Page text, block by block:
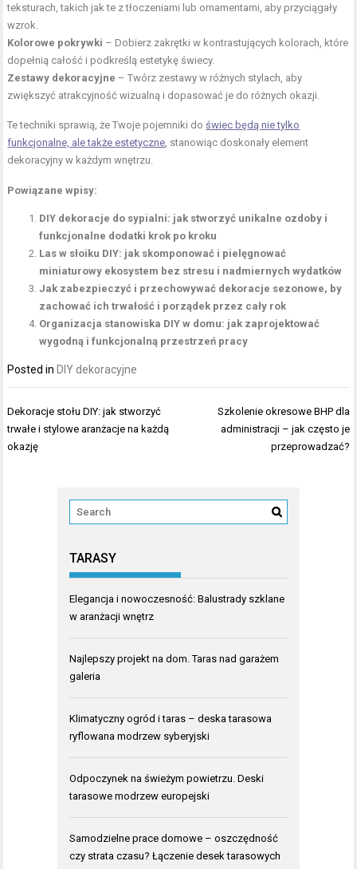
teksturach, takich jak te z tłoczeniami lub ornamentami, aby przyciągały
wzrok.
Kolorowe pokrywki – Dobierz zakrętki w kontrastujących kolorach, które
dopełnią całość i podkreślą estetykę świecy.
Zestawy dekoracyjne – Twórz zestawy w różnych stylach, aby
zwiększyć atrakcyjność wizualną i dopasować je do różnych okazji.
Te techniki sprawią, że Twoje pojemniki doświec będą nie tylko
funkcjonalne, ale także estetyczne , stanowiąc doskonały element
dekoracyjny w każdym wnętrzu.
Powiązane wpisy:
DIY dekoracje do sypialni: jak stworzyć unikalne ozdoby i
funkcjonalne dodatki krok po kroku
Las w słoiku DIY: jak skomponować i pielęgnować
miniaturowy ekosystem bez stresu i nadmiernych wydatków
Jak zabezpieczyć i przechowywać dekoracje sezonowe, by
zachować ich trwałość i porządek przez cały rok
Organizacja stanowiska DIY w domu: jak zaprojektować
wygodną i funkcjonalną przestrzeń pracy
Posted in DIY dekoracyjne
Nawigacja
wpisu
Dekoracje stołu DIY: jak stworzyć
trwałe i stylowe aranżacje na każdą
okazję
Szkolenie okresowe BHP dla
administracji – jak często je
przeprowadzać?
TARASY
Elegancja i nowoczesność: Balustrady szklane
w aranżacji wnętrz
Najlepszy projekt na dom. Taras nad garażem
galeria
Klimatyczny ogród i taras – deska tarasowa
ryflowana modrzew syberyjski
Odpoczynek na świeżym powietrzu. Deski
tarasowe modrzew europejski
Samodzielne prace domowe – oszczędność
czy strata czasu? Łączenie desek tarasowych